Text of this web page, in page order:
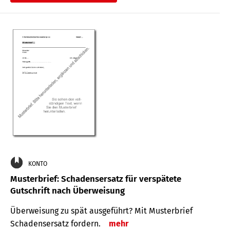
KONTO
Musterbrief: Schadensersatz für verspätete
Gutschrift nach Überweisung
Überweisung zu spät ausgeführt? Mit Musterbrief
Schadensersatz fordern.
mehr